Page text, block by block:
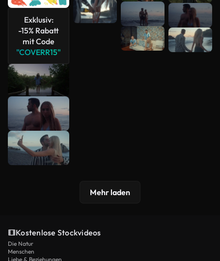
Exklusiv:
-15% Rabatt
mit Code
"COVERR15"
anzeigen
Mehr laden
Kostenlose Stockvideos
Die Natur
Menschen
Liebe & Beziehungen